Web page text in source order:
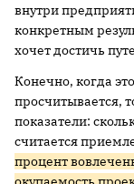
внутри
конкретным
хочет достичь
Конечно, когда
просчитывается,
показатели:
считается
процент